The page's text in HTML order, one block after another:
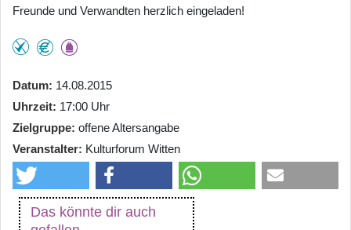
Freunde und Verwandten herzlich eingeladen!
Datum 14.08.2015
Uhrzeit 17:00 Uhr
Zielgruppe offene Altersangabe
Veranstalter Kulturforum Witten
Das könnte dir auch